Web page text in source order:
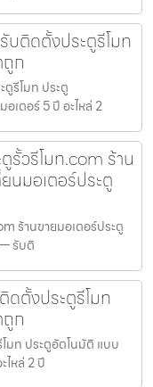
บติดตั้งประตูรีโมท
ก
รีโมท ประตู
เตอร์ 5 ปี อะไหล่ 2
รั้วรีโมท.com ร้าน
นมอเตอร์ประตู
ร้านขายมอเตอร์ประตู
รับติ
ดตั้งประตูรีโมท
ก
มท ประตูอัตโนมัติ แบบ
ไหล่ 2 ปี